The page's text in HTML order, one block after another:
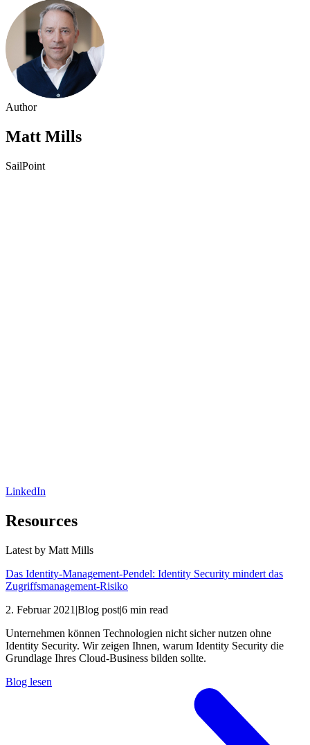
Author
Matt Mills
SailPoint
LinkedIn
Resources
Latest by Matt Mills
Das Identity-Management-Pendel: Identity Security mindert das
Zugriffsmanagement-Risiko
2. Februar 2021 |Blog post|6 min read
Unternehmen können Technologien nicht sicher nutzen ohne
Identity Security. Wir zeigen Ihnen, warum Identity Security die
Grundlage Ihres Cloud-Business bilden sollte.
Blog lesen